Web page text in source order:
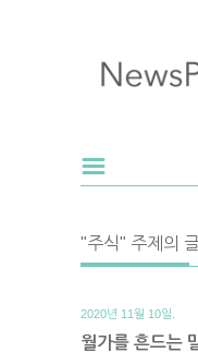
"주식" 주제의
2020년 11월 10일.
월가를 흔드는